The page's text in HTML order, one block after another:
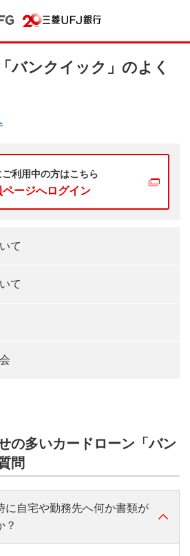
バンクイック」のよく
利用中の方はこちら
ページへログイン
て
て
の多いカードローン「バン
問
に自宅や勤務先へ何か書類が
？